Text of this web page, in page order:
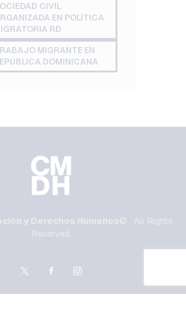
CIVIL
EN POLÍTICA
RD
MIGRANTE EN
DOMINICANA
y Derechos Humanos© . All Rights
Reserved.